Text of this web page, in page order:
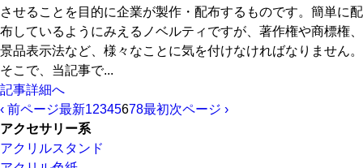
させることを目的に企業が製作・配布するものです。簡単に配
布しているようにみえるノベルティですが、著作権や商標権、
景品表示法など、様々なことに気を付けなければなりません。
そこで、当記事で...
記事詳細へ
‹ 前ページ最新12345678最初次ページ ›
アクセサリー系
アクリルスタンド